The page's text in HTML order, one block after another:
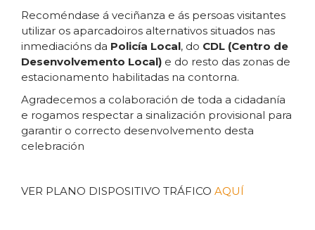
Recoméndase á veciñanza e ás persoas visitantes
utilizar os aparcadoiros alternativos situados nas
inmediacións da Policía Local, do CDL (Centro de
Desenvolvemento Local) e do resto das zonas de
estacionamento habilitadas na contorna.
Agradecemos a colaboración de toda a cidadanía
e rogamos respectar a sinalización provisional para
garantir o correcto desenvolvemento desta
celebración
VER PLANO DISPOSITIVO TRÁFICO AQUÍ